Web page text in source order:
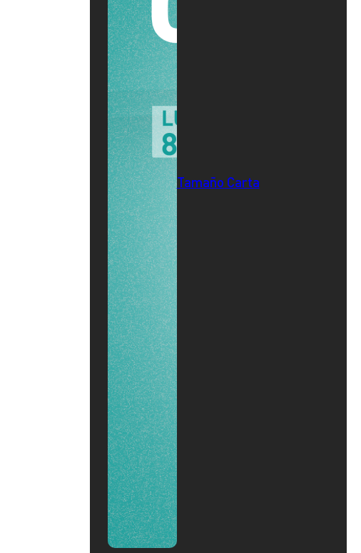
Tamaño Carta